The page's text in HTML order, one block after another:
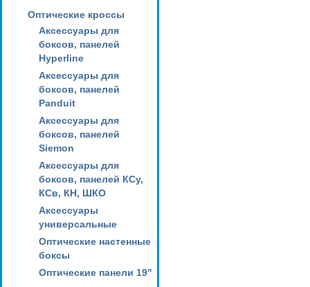
Оптические кроссы
Аксессуары для
боксов, панелей
Hyperline
Аксессуары для
боксов, панелей
Panduit
Аксессуары для
боксов, панелей
Siemon
Аксессуары для
боксов, панелей КСу,
КСв, КН, ШКО
Аксессуары
универсальные
Оптические настенные
боксы
Оптические панели 19"